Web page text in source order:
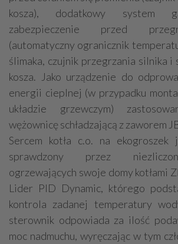
kosza), dodatkowy system
zabezpieczenie przed
(automatyczny ogranicznik
ślimaka, czujnik przegrzania silnika i
kosza. Jako urządzenie do
energii cieplnej (w przypadku
układzie grzewczym)
wężownicę schładzającą z zaworem
Sercem kotła c.o. na ekogroszek
sprawdzony przez
ogrzewających swoje domy kotłami
Lider PID Dynamic, którego
kontrola zadanej temperatury
sterownik odpowiada za ilość
moc nadmuchu, wyręczając w tym